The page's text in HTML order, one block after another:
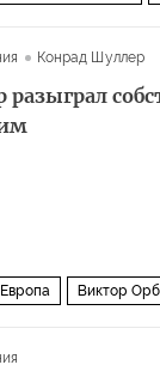
Конрад Шуллер
разыграл
Европа Виктор